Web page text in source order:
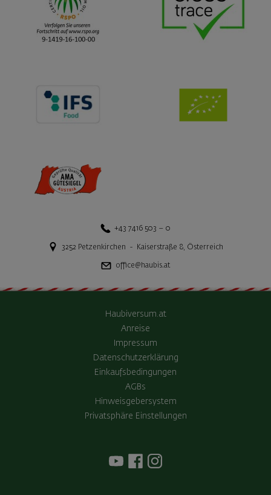
+43 7416 503 – 0
3252 Petzenkirchen - Kaiserstraße 8, Österreich
office@haubis.at
Haubiversum.at
Anreise
Impressum
Datenschutzerklärung
Einkaufsbedingungen
AGBs
Hinweisgebersystem
Privatsphäre Einstellungen